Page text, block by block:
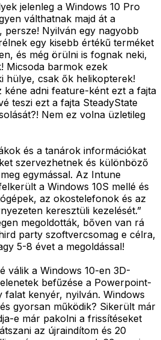
jelenleg a Windows 10 Pro
válthatnak majd át a
persze! Nyilván egy nagyobb
egy kisebb értékű terméket
és még örülni is fognak neki,
Micsoda barmok ezek
hülye, csak ők helikopterek!
adni feature-ként ezt a fajta
teszi ezt a fajta SteadyState
Nem ez volna üzletileg
és a tanárok információkat
szervezhetnek és különböző
egymással. Az Intune
a Windows 10S mellé és
az okostelefonok és az
keresztüli kezelését.”
megoldották, bőven van rá
party szoftvercsomag e célra,
5-8 évet a megoldással!
válik a Windows 10-en 3D-
befűzése a Powerpoint-
falat kenyér, nyilván. Windows
gyorsan működik? Sikerült már
e már pakolni a frissítéseket
az újraindítom és 20